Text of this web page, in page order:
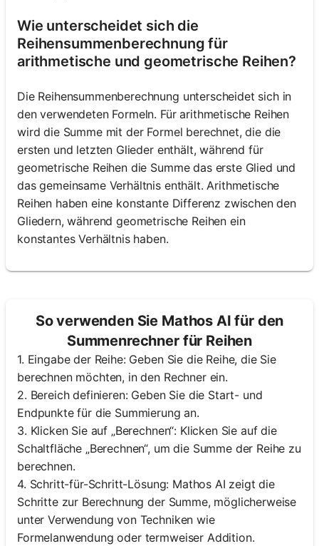
Wie unterscheidet sich die
Reihensummenberechnung für
arithmetische und geometrische Reihen?
Die Reihensummenberechnung unterscheidet sich in
den verwendeten Formeln. Für arithmetische Reihen
wird die Summe mit der Formel berechnet, die die
ersten und letzten Glieder enthält, während für
geometrische Reihen die Summe das erste Glied und
das gemeinsame Verhältnis enthält. Arithmetische
Reihen haben eine konstante Differenz zwischen den
Gliedern, während geometrische Reihen ein
konstantes Verhältnis haben.
So verwenden Sie Mathos AI für den
Summenrechner für Reihen
1. Eingabe der Reihe: Geben Sie die Reihe, die Sie
berechnen möchten, in den Rechner ein.
2. Bereich definieren: Geben Sie die Start- und
Endpunkte für die Summierung an.
3. Klicken Sie auf „Berechnen“: Klicken Sie auf die
Schaltfläche „Berechnen“, um die Summe der Reihe zu
berechnen.
4. Schritt-für-Schritt-Lösung: Mathos AI zeigt die
Schritte zur Berechnung der Summe, möglicherweise
unter Verwendung von Techniken wie
Formelanwendung oder termweiser Addition.